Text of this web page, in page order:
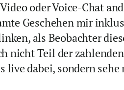
oder Voice-Chat
Geschehen mir
als Beobachter
nicht Teil der
live dabei, sondern